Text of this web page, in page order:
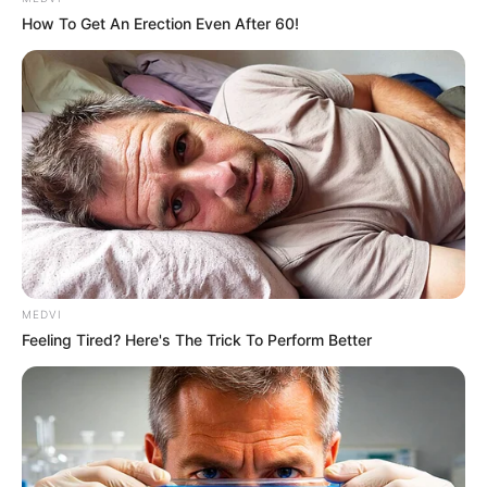
4x Stronger Than Viagra! This To Perform Better
MEDVI
How To Get An Erection Even After 60!
MEDVI
Feeling Tired? Here's The Trick To Perform Better